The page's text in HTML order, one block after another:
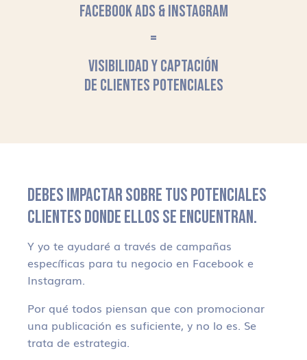
FACEBOOK ADS & INSTAGRAM
=
VISIBILIDAD Y CAPTACIÓN
DE CLIENTES POTENCIALES
DEBES IMPACTAR SOBRE TUS POTENCIALES
CLIENTES DONDE ELLOS SE ENCUENTRAN.
Y yo te ayudaré a través de campañas
específicas para tu negocio en Facebook e
Instagram.
Por qué todos piensan que con promocionar
una publicación es suficiente, y no lo es. Se
trata de estrategia.